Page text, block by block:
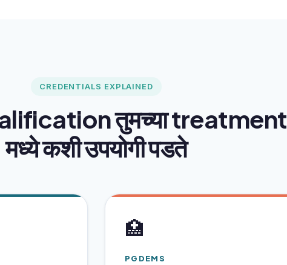
CREDENTIALS EXPLAINED
तुमच्या treatment
मध्ये कशी उपयोगी पडते
🏥
PGDEMS